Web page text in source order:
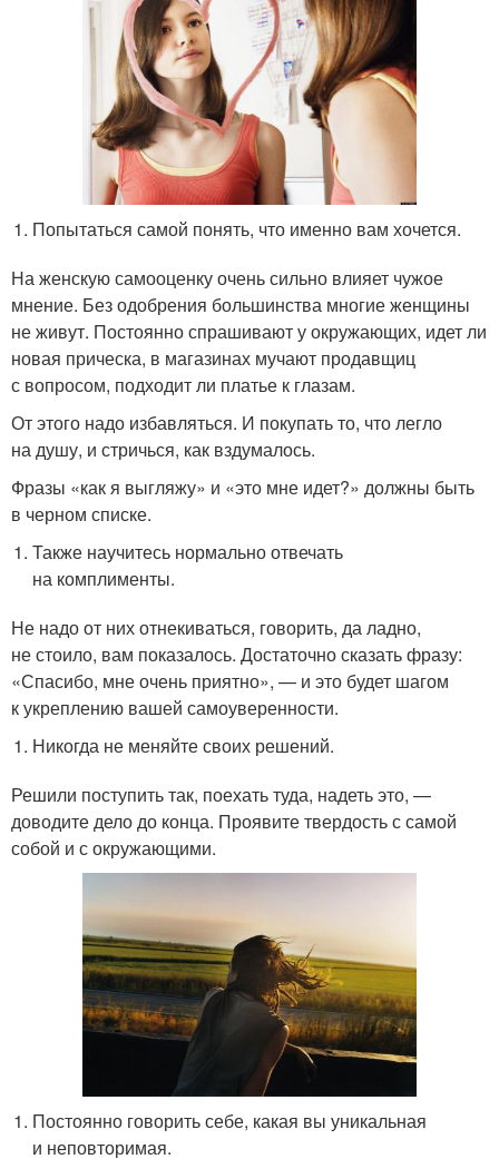
Попытаться самой понять, что именно вам хочется.
На женскую самооценку очень сильно влияет чужое
мнение. Без одобрения большинства многие женщины
не живут. Постоянно спрашивают у окружающих, идет ли
новая прическа, в магазинах мучают продавщиц
с вопросом, подходит ли платье к глазам.
От этого надо избавляться. И покупать то, что легло
на душу, и стричься, как вздумалось.
Фразы «как я выгляжу» и «это мне идет?» должны быть
в черном списке.
Также научитесь нормально отвечать
на комплименты.
Не надо от них отнекиваться, говорить, да ладно,
не стоило, вам показалось. Достаточно сказать фразу:
«Спасибо, мне очень приятно», — и это будет шагом
к укреплению вашей самоуверенности.
Никогда не меняйте своих решений.
Решили поступить так, поехать туда, надеть это, —
доводите дело до конца. Проявите твердость с самой
собой и с окружающими.
Постоянно говорить себе, какая вы уникальная
и неповторимая.